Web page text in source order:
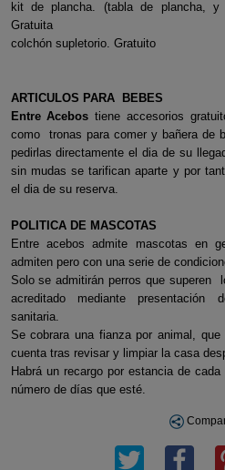
kit de plancha. (tabla de plancha, y
Gratuita
colchón supletorio. Gratuito
ARTICULOS PARA BEBES
Entre Acebos tiene accesorios
como tronas para comer y bañera de
pedirlas directamente el dia de su
sin mudas se tarifican aparte y por
el dia de su reserva.
POLITICA DE MASCOTAS
Entre acebos admite mascotas en
admiten pero con una serie de
Solo se admitirán perros que superen
acreditado mediante presentación
sanitaria.
Se cobrara una fianza por animal,
cuenta tras revisar y limpiar la casa
Habrá un recargo por estancia de
número de días que esté.